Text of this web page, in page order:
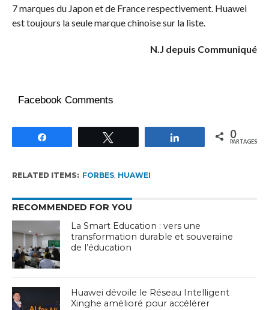
7 marques du Japon et de France respectivement. Huawei
est toujours la seule marque chinoise sur la liste.
N.J depuis Communiqué
Facebook Comments
Partagez 0
PARTAGES
RELATED ITEMS: FORBES, HUAWEI
RECOMMENDED FOR YOU
La Smart Education : vers une
transformation durable et souveraine
de l’éducation
Huawei dévoile le Réseau Intelligent
Xinghe amélioré pour accélérer